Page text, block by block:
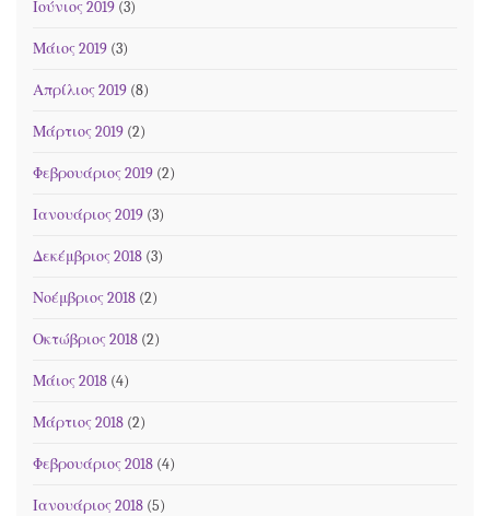
Ιούνιος 2019 (3)
Μάιος 2019 (3)
Απρίλιος 2019 (8)
Μάρτιος 2019 (2)
Φεβρουάριος 2019 (2)
Ιανουάριος 2019 (3)
Δεκέμβριος 2018 (3)
Νοέμβριος 2018 (2)
Οκτώβριος 2018 (2)
Μάιος 2018 (4)
Μάρτιος 2018 (2)
Φεβρουάριος 2018 (4)
Ιανουάριος 2018 (5)